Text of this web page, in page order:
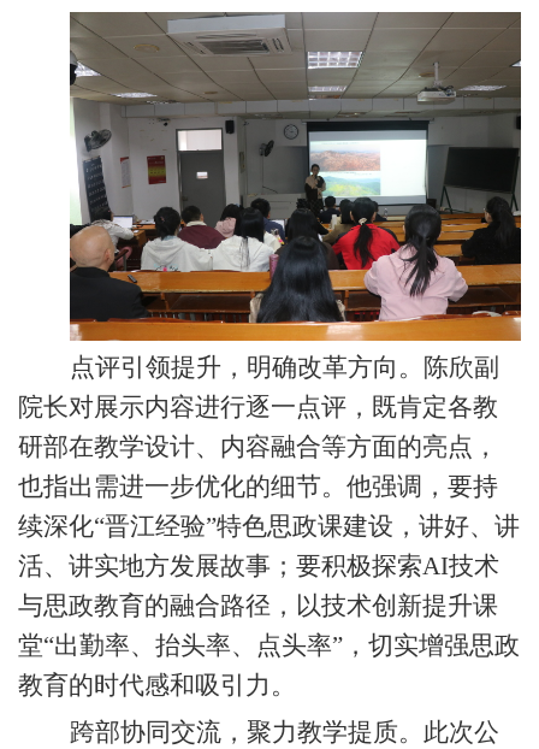
点评引领提升，明确改革方向。陈欣副
院长对展示内容进行逐一点评，既肯定各教
研部在教学设计、内容融合等方面的亮点，
也指出需进一步优化的细节。他强调，要持
续深化“晋江经验”特色思政课建设，讲好、讲
活、讲实地方发展故事；要积极探索AI技术
与思政教育的融合路径，以技术创新提升课
堂“出勤率、抬头率、点头率”，切实增强思政
教育的时代感和吸引力。
跨部协同交流，聚力教学提质。此次公